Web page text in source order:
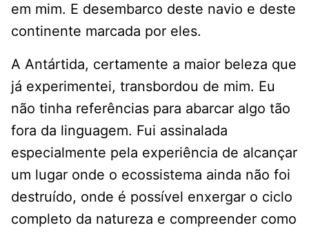
em mim. E desembarco deste navio e deste
continente marcada por eles.
A Antártida, certamente a maior beleza que
já experimentei, transbordou de mim. Eu
não tinha referências para abarcar algo tão
fora da linguagem. Fui assinalada
especialmente pela experiência de alcançar
um lugar onde o ecossistema ainda não foi
destruído, onde é possível enxergar o ciclo
completo da natureza e compreender como